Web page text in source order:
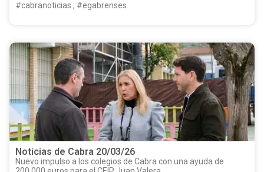
#cabranoticias , #egabrenses
Noticias de Cabra 20/03/26
Nuevo impulso a los colegios de Cabra con una ayuda de